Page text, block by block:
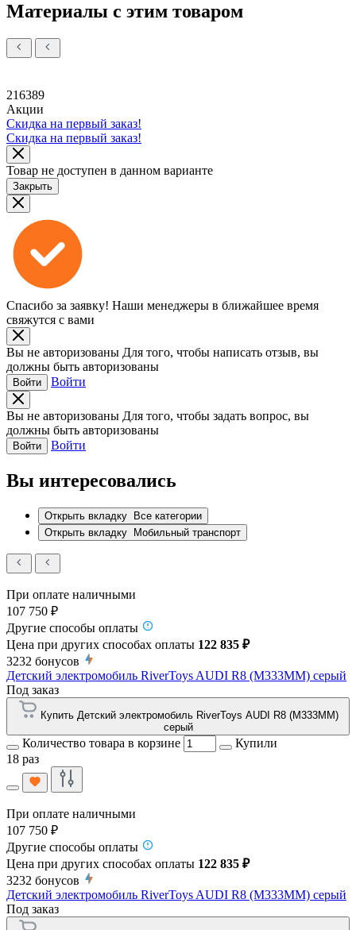
Материалы с этим товаром
216389
Акции
Скидка на первый заказ!
Скидка на первый заказ!
Товар не доступен в данном варианте
Закрыть
Спасибо за заявку! Наши менеджеры в ближайшее время
свяжутся с вами
Вы не авторизованы Для того, чтобы написать отзыв, вы
должны быть авторизованы
Войти Войти
Вы не авторизованы Для того, чтобы задать вопрос, вы
должны быть авторизованы
Войти Войти
Вы интересовались
Открыть вкладку
Все категории
Открыть вкладку
Мобильный транспорт
При оплате наличными
107 750 ₽
Другие способы оплаты
Цена при других способах оплаты 122 835 ₽
3232 бонусов
Детский электромобиль RiverToys AUDI R8 (M333MM) серый
Под заказ
Купить Детский электромобиль RiverToys AUDI R8 (M333MM)
серый
Количество товара в корзине
Купили
18 раз
При оплате наличными
107 750 ₽
Другие способы оплаты
Цена при других способах оплаты 122 835 ₽
3232 бонусов
Детский электромобиль RiverToys AUDI R8 (M333MM) серый
Под заказ